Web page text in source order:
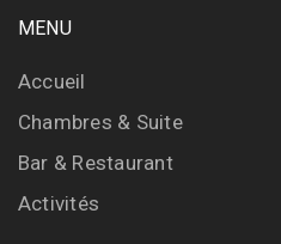
MENU
Accueil
Chambres & Suite
Bar & Restaurant
Activités